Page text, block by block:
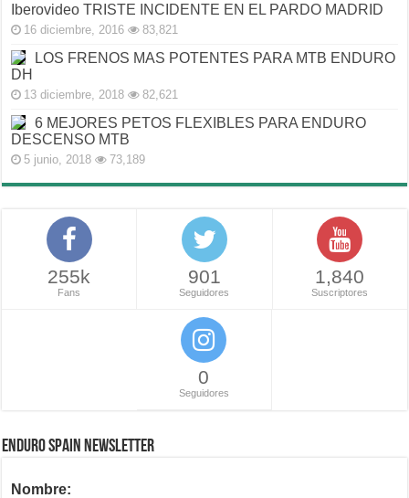
Iberovideo TRISTE INCIDENTE EN EL PARDO MADRID
16 diciembre, 2016 83,821
LOS FRENOS MAS POTENTES PARA MTB ENDURO
DH
13 diciembre, 2018 82,621
6 MEJORES PETOS FLEXIBLES PARA ENDURO
DESCENSO MTB
5 junio, 2018 73,189
255k
Fans
901
Seguidores
1,840
Suscriptores
0
Seguidores
ENDURO SPAIN NEWSLETTER
Nombre: